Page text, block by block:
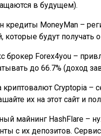
в будущем).
кредиты MoneyMan –
которые будут получать
брокер Forex4you –
до 66.7% (доход
криптовалют Cryptopia –
их на этот сайт и
майнинг HashFlare –
с их депозитов.